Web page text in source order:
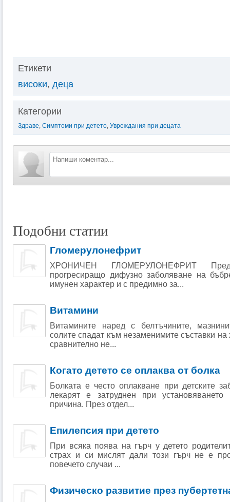
Етикети
високи, деца
Категории
Здраве, Симптоми при детето, Увреждания при децата
Подобни статии
Гломерулонефрит
ХРОНИЧЕН ГЛОМЕРУЛОНЕФРИТ
прогресиращо дифузно заболяване на
имунен характер и с предимно за...
Витамини
Витамините наред с белтъчините,
солите спадат към незаменимите съставки на
сравнително не...
Когато детето се оплаква от болка
Болката е често оплакване при детските
лекарят е затруднен при установяването
причина. През отдел...
Епилепсия при детето
При всяка поява на гърч у детето
страх и си мислят дали този гърч не е
повечето случаи ...
Физическо развитие през